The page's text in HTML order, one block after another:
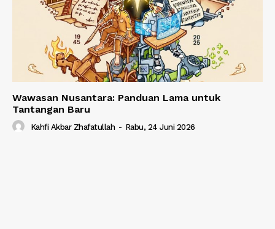
Wawasan Nusantara: Panduan Lama untuk
Tantangan Baru
Kahfi Akbar Zhafatullah - Rabu, 24 Juni 2026